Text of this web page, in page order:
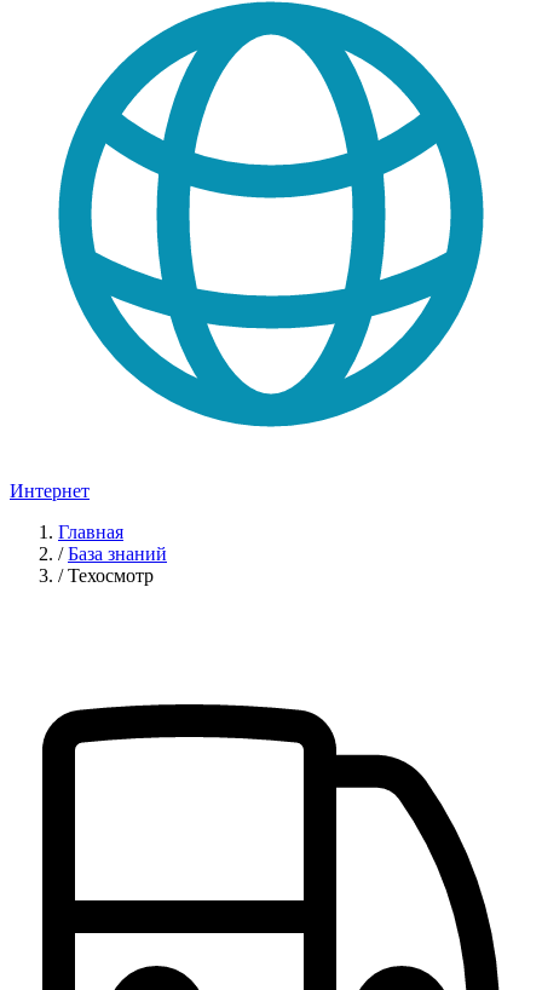
Интернет
Главная
/ База знаний
/ Техосмотр